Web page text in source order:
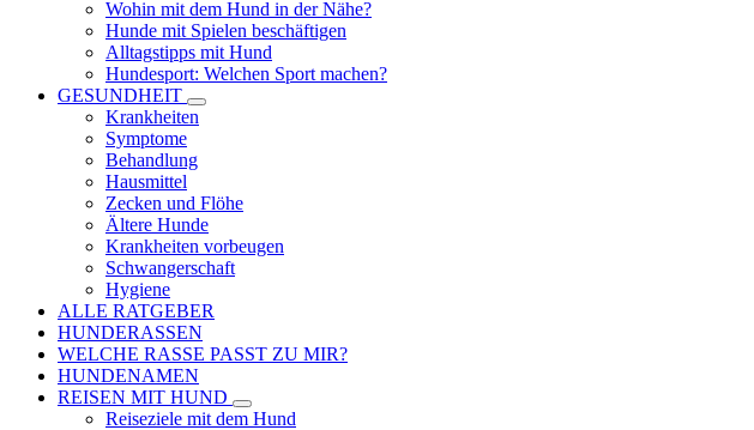
Wohin mit dem Hund in der Nähe?
Hunde mit Spielen beschäftigen
Alltagstipps mit Hund
Hundesport: Welchen Sport machen?
GESUNDHEIT
Krankheiten
Symptome
Behandlung
Hausmittel
Zecken und Flöhe
Ältere Hunde
Krankheiten vorbeugen
Schwangerschaft
Hygiene
ALLE RATGEBER
HUNDERASSEN
WELCHE RASSE PASST ZU MIR?
HUNDENAMEN
REISEN MIT HUND
Reiseziele mit dem Hund